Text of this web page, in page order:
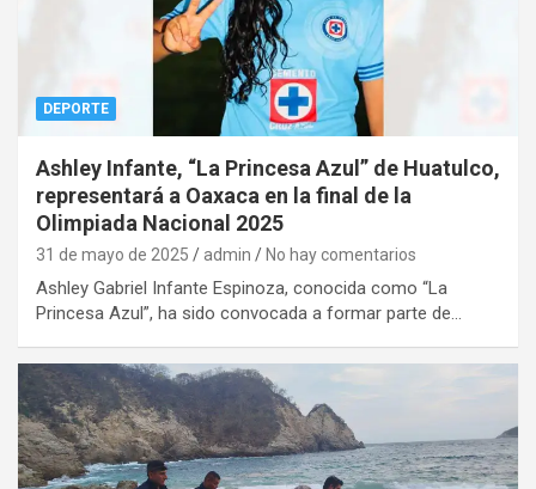
DEPORTE
Ashley Infante, “La Princesa Azul” de Huatulco,
representará a Oaxaca en la final de la
Olimpiada Nacional 2025
31 de mayo de 2025 admin No hay comentarios
Ashley Gabriel Infante Espinoza, conocida como “La
Princesa Azul”, ha sido convocada a formar parte de…